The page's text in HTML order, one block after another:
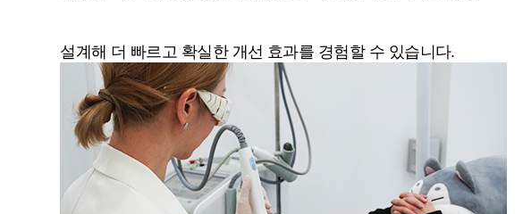
설계해 더 빠르고 확실한 개선 효과를 경험할 수 있습니다.